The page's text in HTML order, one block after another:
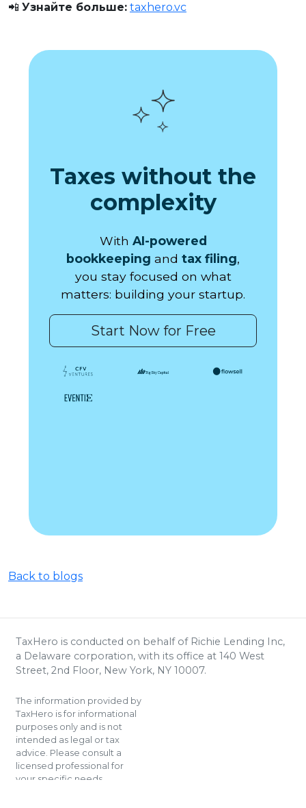
📲 Узнайте больше: taxhero.vc
Taxes without the
complexity
With AI-powered
bookkeeping and tax filing,
you stay focused on what
matters: building your startup.
Start Now for Free
Back to blogs
TaxHero is conducted on behalf of Richie Lending Inc,
a Delaware corporation, with its office at 140 West
Street, 2nd Floor, New York, NY 10007.
The information provided by
TaxHero is for informational
purposes only and is not
intended as legal or tax
advice. Please consult a
licensed professional for
your specific needs.